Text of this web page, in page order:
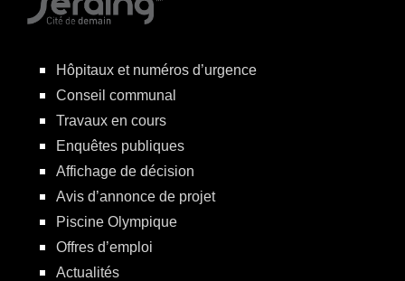
Hôpitaux et numéros d’urgence
Conseil communal
Travaux en cours
Enquêtes publiques
Affichage de décision
Avis d’annonce de projet
Piscine Olympique
Offres d’emploi
Actualités